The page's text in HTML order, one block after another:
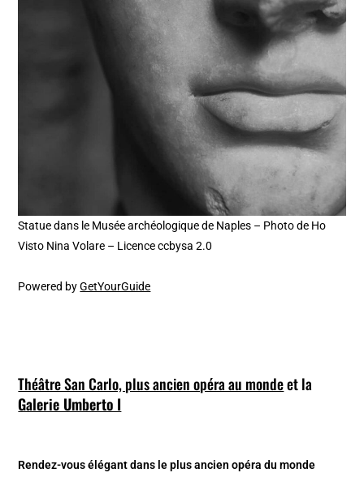
Statue dans le Musée archéologique de Naples – Photo de Ho
Visto Nina Volare – Licence ccbysa 2.0
Powered byGetYourGuide
Théâtre San Carlo, plus ancien opéra au mondeet la
Galerie Umberto I
Rendez-vous élégant dans le plus ancien opéra du monde